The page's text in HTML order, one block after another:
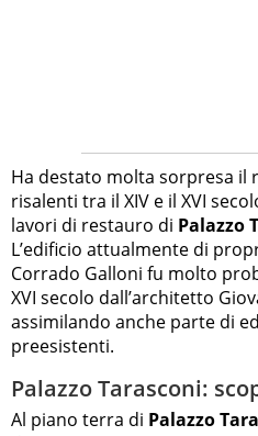
Ha destato molta sorpresa
risalenti tra il XIV e il XVI
lavori di restauro di Palazzo
L’edificio attualmente di
Corrado Galloni fu molto
XVI secolo dall’architetto
assimilando anche parte di
preesistenti.
Palazzo Tarasconi:
Al piano terra di Palazzo